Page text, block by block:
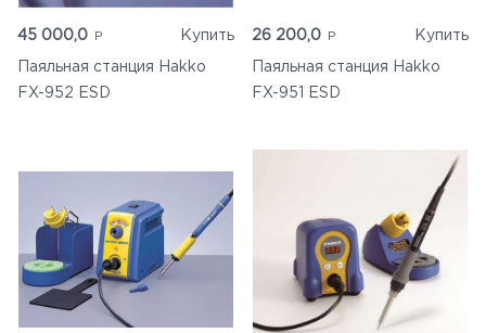
45 000,0 Купить
Паяльная станция Hakko
FX-952 ESD
26 200,0 Купить
Паяльная станция Hakko
FX-951 ESD